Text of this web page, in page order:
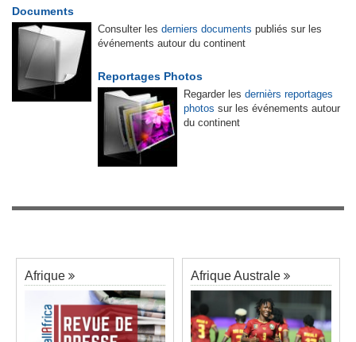
Documents
Consulter les derniers documents publiés sur les
événements autour du continent
Reportages Photos
Regarder les dernièrs reportages
photos sur les événements autour
du continent
Afrique Afrique Australe